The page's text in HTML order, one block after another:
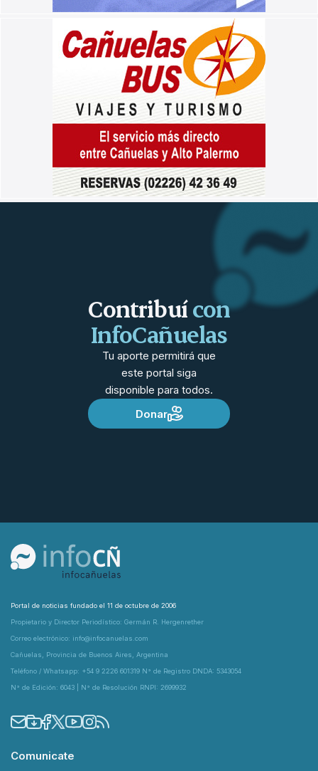
Contribuícon
InfoCañuelas
Tu aporte permitirá que
este portal siga
disponible para todos.
Donar
Portal de noticias fundado el 11 de octubre de 2006
Propietario y Director Periodístico: Germán R. Hergenrether
Correo electrónico: info@infocanuelas.com
Cañuelas, Provincia de Buenos Aires, Argentina
Teléfono / Whatsapp: +54 9 2226 601319 N° de Registro DNDA: 5343054
N° de Edición: 6043 | N° de Resolución RNPI: 2699932
Comunicate